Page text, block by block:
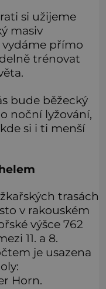
si užijeme
masiv
přímo
trénovat
bude běžecký
noční lyžování,
si i ti menší
trasách
v rakouském
výšce 762
11. a 8.
je usazena
Horn.